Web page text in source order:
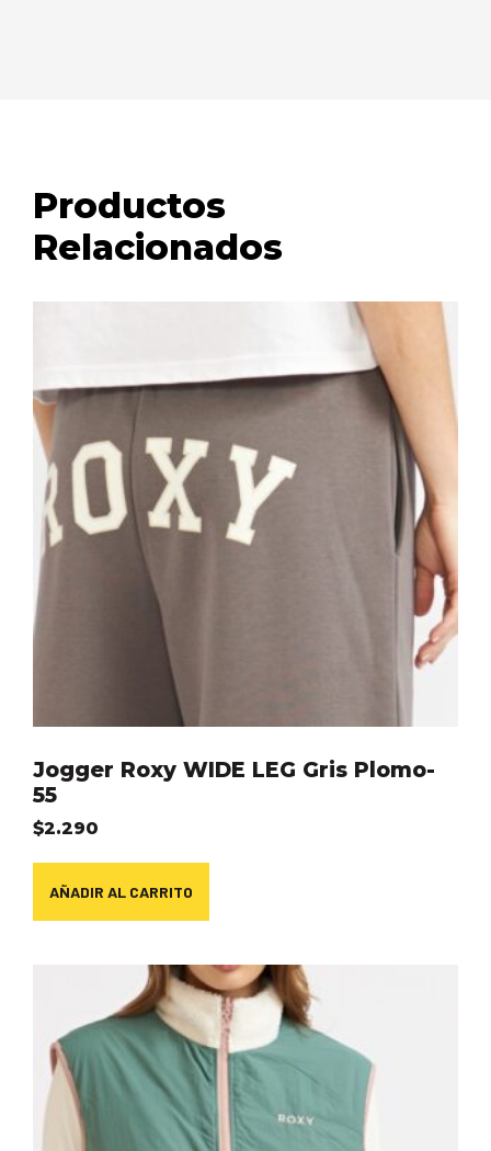
Productos
Relacionados
Jogger Roxy WIDE LEG Gris Plomo-
55
$2.290
AÑADIR AL CARRITO